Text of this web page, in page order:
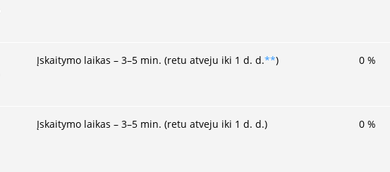
Įskaitymo laikas – 3–5 min. (retu atveju iki 1 d. d.**) 0 %
Įskaitymo laikas – 3–5 min. (retu atveju iki 1 d. d.) 0 %